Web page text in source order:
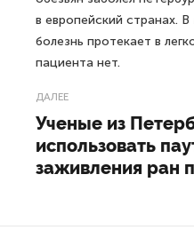
в европейский странах.
болезнь протекает в
пациента нет.
ДАЛЕЕ
Ученые из
использовать
заживления ран